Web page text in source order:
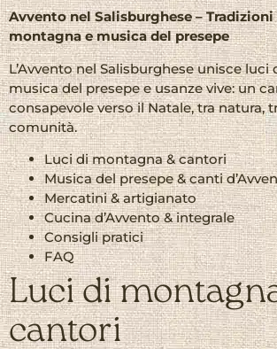
Avvento nel Salisburghese –
montagna e musica del presepe
L’Avvento nel Salisburghese unisce
musica del presepe e usanze vive: un
consapevole verso il Natale, tra natura,
comunità.
Luci di montagna & cantori
Musica del presepe & canti
Mercatini & artigianato
Cucina d’Avvento & integrale
Consigli pratici
FAQ
Luci di
cantori